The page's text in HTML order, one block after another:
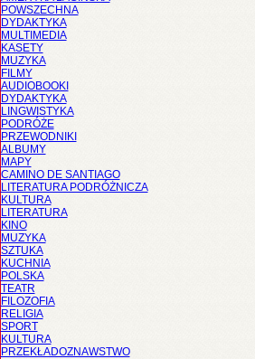
POWSZECHNA
DYDAKTYKA
MULTIMEDIA
KASETY
MUZYKA
FILMY
AUDIOBOOKI
DYDAKTYKA
LINGWISTYKA
PODRÓŻE
PRZEWODNIKI
ALBUMY
MAPY
CAMINO DE SANTIAGO
LITERATURA PODRÓŻNICZA
KULTURA
LITERATURA
KINO
MUZYKA
SZTUKA
KUCHNIA
POLSKA
TEATR
FILOZOFIA
RELIGIA
SPORT
KULTURA
PRZEKŁADOZNAWSTWO